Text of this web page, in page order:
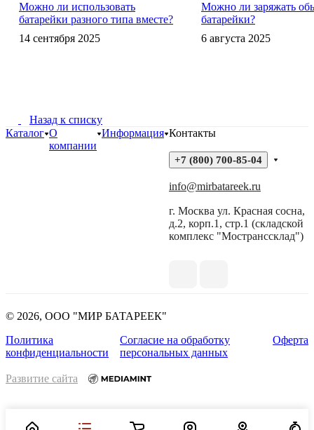
Можно ли использовать
батарейки разного типа вместе?
14 сентября 2025
Можно ли заряжать
батарейки?
6 августа 2025
Назад к списку
Каталог О
компании
Информация Контакты
+7 (800) 700-85-04
info@mirbatareek.ru
г. Москва ул. Красная сосна,
д.2, корп.1, стр.1 (складской
комплекс "Мостранссклад")
© 2026, ООО "МИР БАТАРЕЕК"
Политика
конфиденциальности
Согласие на обработку
персональных данных
Оферта
Развитие сайта